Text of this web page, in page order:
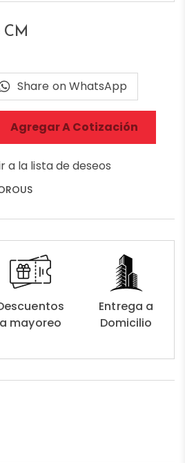
CM
Agregar A Cotización
Share on WhatsApp
a la lista de deseos
a mayoreo
Entrega a
Domicilio